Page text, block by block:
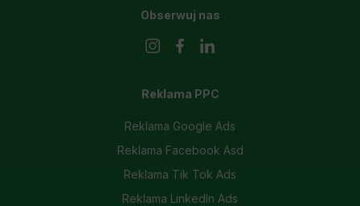
Reklama PPC
Reklama Google Ads
Reklama Facebook Asd
Reklama Tik Tok Ads
Reklama LinkedIn Ads
Obserwuj nas